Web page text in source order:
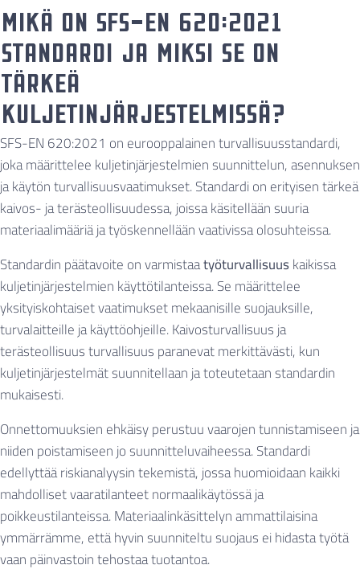
Mikä on SFS-EN 620:2021
standardi ja miksi se on
tärkeä
kuljetinjärjestelmissä?
SFS-EN 620:2021 on eurooppalainen turvallisuusstandardi,
joka määrittelee kuljetinjärjestelmien suunnittelun, asennuksen
ja käytön turvallisuusvaatimukset. Standardi on erityisen tärkeä
kaivos- ja terästeollisuudessa, joissa käsitellään suuria
materiaalimääriä ja työskennellään vaativissa olosuhteissa.
Standardin päätavoite on varmistaatyöturvallisuuskaikissa
kuljetinjärjestelmien käyttötilanteissa. Se määrittelee
yksityiskohtaiset vaatimukset mekaanisille suojauksille,
turvalaitteille ja käyttöohjeille. Kaivosturvallisuus ja
terästeollisuus turvallisuus paranevat merkittävästi, kun
kuljetinjärjestelmät suunnitellaan ja toteutetaan standardin
mukaisesti.
Onnettomuuksien ehkäisy perustuu vaarojen tunnistamiseen ja
niiden poistamiseen jo suunnitteluvaiheessa. Standardi
edellyttää riskianalyysin tekemistä, jossa huomioidaan kaikki
mahdolliset vaaratilanteet normaalikäytössä ja
poikkeustilanteissa. Materiaalinkäsittelyn ammattilaisina
ymmärrämme, että hyvin suunniteltu suojaus ei hidasta työtä
vaan päinvastoin tehostaa tuotantoa.